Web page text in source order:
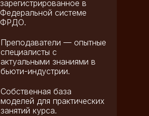
Собственная база
моделей для практических
занятий курса.
Преподаватели — опытные
специалисты с
актуальными знаниями в
бьюти-индустрии.
зарегистрированное в
Федеральной системе
ФРДО.